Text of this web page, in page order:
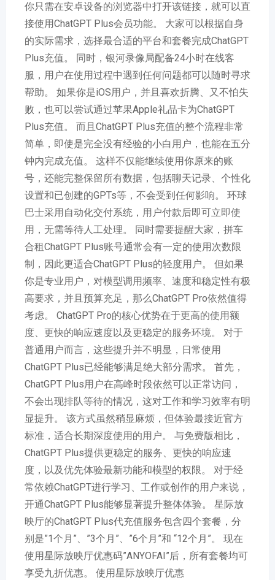
你只需在安卓设备的浏览器中打开该链接，就可以直
接使用ChatGPT Plus会员功能。 大家可以根据自身
的实际需求，选择最合适的平台和套餐完成ChatGPT
Plus充值。 同时，银河录像局配备24小时在线客
服，用户在使用过程中遇到任何问题都可以随时寻求
帮助。 如果你是iOS用户，并且喜欢折腾、又不怕失
败，也可以尝试通过苹果Apple礼品卡为ChatGPT
Plus充值。 而且ChatGPT Plus充值的整个流程非常
简单，即使是完全没有经验的小白用户，也能在五分
钟内完成充值。 这样不仅能继续使用你原来的账
号，还能完整保留所有数据，包括聊天记录、个性化
设置和已创建的GPTs等，不会受到任何影响。 环球
巴士采用自动化交付系统，用户付款后即可立即使
用，无需等待人工处理。 同时需要提醒大家，拼车
合租ChatGPT Plus账号通常会有一定的使用次数限
制，因此更适合ChatGPT Plus的轻度用户。 但如果
你是专业用户，对模型调用频率、速度和稳定性有极
高要求，并且预算充足，那么ChatGPT Pro依然值得
考虑。 ChatGPT Pro的核心优势在于更高的使用额
度、更快的响应速度以及更稳定的服务环境。 对于
普通用户而言，这些提升并不明显，日常使用
ChatGPT Plus已经能够满足绝大部分需求。 首先，
ChatGPT Plus用户在高峰时段依然可以正常访问，
不会出现排队等待的情况，这对工作和学习效率有明
显提升。 该方式虽然稍显麻烦，但体验最接近官方
标准，适合长期深度使用的用户。 与免费版相比，
ChatGPT Plus提供更稳定的服务、更快的响应速
度，以及优先体验最新功能和模型的权限。 对于经
常依赖ChatGPT进行学习、工作或创作的用户来说，
开通ChatGPT Plus能够显著提升整体体验。 星际放
映厅的ChatGPT Plus代充值服务包含四个套餐，分
别是”1个月”、”3个月”、”6个月”和 “12个月”。 现在
使用星际放映厅优惠码”ANYOFAI”后，所有套餐均可
享受九折优惠。 使用星际放映厅优惠